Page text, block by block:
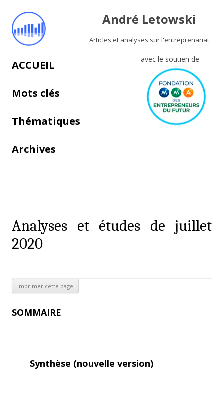
André Letowski
Articles et analyses sur l'entreprenariat
avec le soutien de
Aller au contenu principal
ACCUEIL
Mots clés
Thématiques
Archives
Analyses et études de juillet
2020
SOMMAIRE
Synthèse (nouvelle version)